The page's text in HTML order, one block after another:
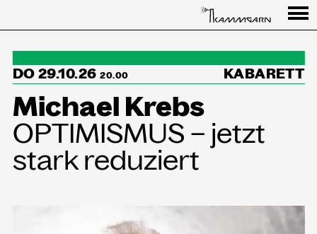
Programm
↳Summer Sessions
Besuch
Ausstellungen
DO 29.10.26 20.00 KABARETT
Michael Krebs
OPTIMISMUS – jetzt
stark reduziert